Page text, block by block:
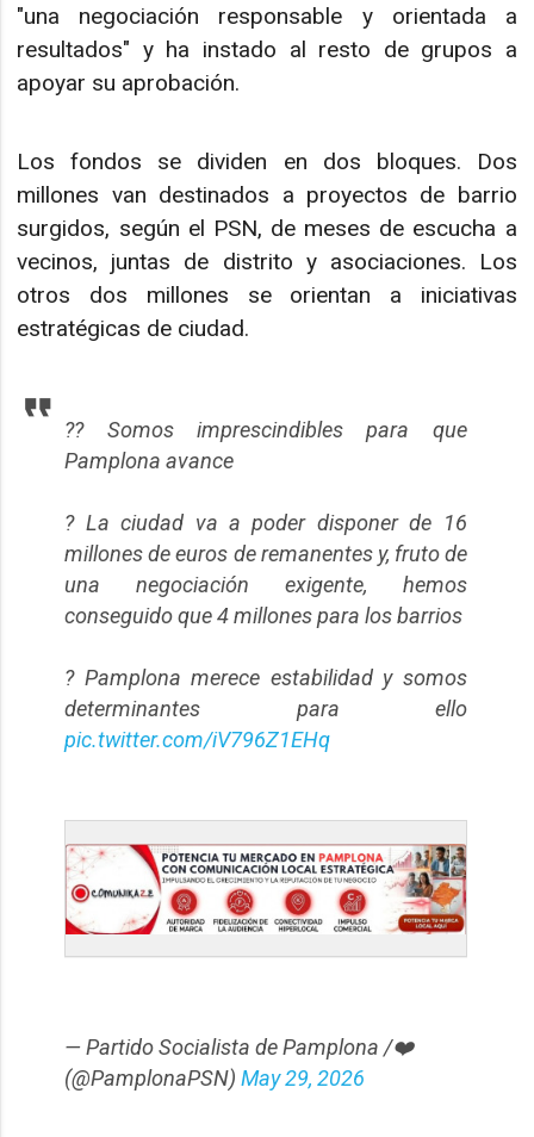
"una negociación responsable y orientada a
resultados" y ha instado al resto de grupos a
apoyar su aprobación.
Los fondos se dividen en dos bloques. Dos
millones van destinados a proyectos de barrio
surgidos, según el PSN, de meses de escucha a
vecinos, juntas de distrito y asociaciones. Los
otros dos millones se orientan a iniciativas
estratégicas de ciudad.
?? Somos imprescindibles para que
Pamplona avance
?️ La ciudad va a poder disponer de 16
millones de euros de remanentes y, fruto de
una negociación exigente, hemos
conseguido que 4 millones para los barrios
? Pamplona merece estabilidad y somos
determinantes para ello
pic.twitter.com/iV796Z1EHq
— Partido Socialista de Pamplona /❤️
(@PamplonaPSN)May 29, 2026